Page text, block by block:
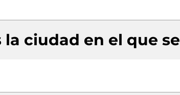
la ciudad en el que